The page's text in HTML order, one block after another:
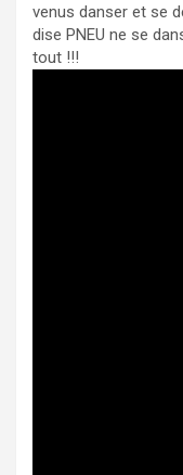
venus danser et se
dise PNEU ne se
tout !!!